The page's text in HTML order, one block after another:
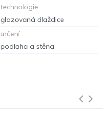
technologie
glazovaná dlaždice
určení
podlaha a stěna